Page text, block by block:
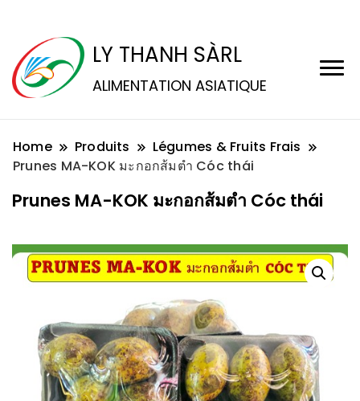
LY THANH SÀRL
ALIMENTATION ASIATIQUE
Home Produits
Légumes & Fruits Frais
Prunes MA-KOK มะกอกส้มตำ Cóc thái
Prunes MA-KOK มะกอกส้มตำ Cóc thái